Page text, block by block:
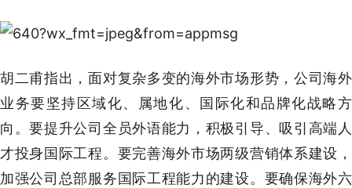
胡二甫指出，面对复杂多变的海外市场形势，公司海外
业务要坚持区域化、属地化、国际化和品牌化战略方
向。要提升公司全员外语能力，积极引导、吸引高端人
才投身国际工程。要完善海外市场两级营销体系建设，
加强公司总部服务国际工程能力的建设。要确保海外六